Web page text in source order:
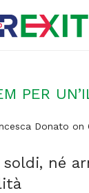
PER
Donato on
soldi, né